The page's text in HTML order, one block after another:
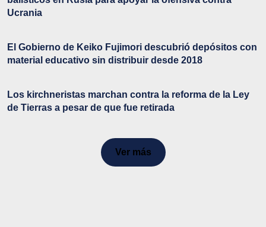
Ucrania
El Gobierno de Keiko Fujimori descubrió depósitos con
material educativo sin distribuir desde 2018
Los kirchneristas marchan contra la reforma de la Ley
de Tierras a pesar de que fue retirada
Ver más